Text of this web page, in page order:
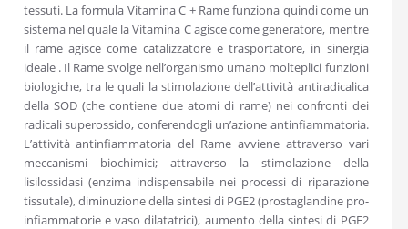
tessuti. La formula Vitamina C + Rame funziona quindi come un
sistema nel quale la Vitamina C agisce come generatore, mentre
il rame agisce come catalizzatore e trasportatore, in sinergia
ideale . Il Rame svolge nell’organismo umano molteplici funzioni
biologiche, tra le quali la stimolazione dell’attività antiradicalica
della SOD (che contiene due atomi di rame) nei confronti dei
radicali superossido, conferendogli un’azione antinfiammatoria.
L’attività antinfiammatoria del Rame avviene attraverso vari
meccanismi biochimici; attraverso la stimolazione della
lisilossidasi (enzima indispensabile nei processi di riparazione
tissutale), diminuzione della sintesi di PGE2 (prostaglandine pro-
infiammatorie e vaso dilatatrici), aumento della sintesi di PGF2